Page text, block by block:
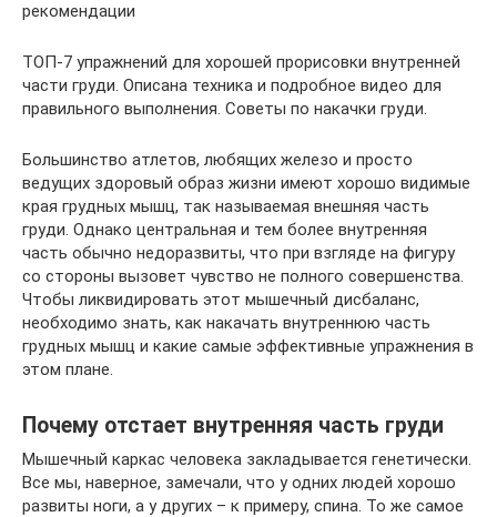
рекомендации
ТОП-7 упражнений для хорошей прорисовки внутренней
части груди. Описана техника и подробное видео для
правильного выполнения. Советы по накачки груди.
Большинство атлетов, любящих железо и просто
ведущих здоровый образ жизни имеют хорошо видимые
края грудных мышц, так называемая внешняя часть
груди. Однако центральная и тем более внутренняя
часть обычно недоразвиты, что при взгляде на фигуру
со стороны вызовет чувство не полного совершенства.
Чтобы ликвидировать этот мышечный дисбаланс,
необходимо знать, как накачать внутреннюю часть
грудных мышц и какие самые эффективные упражнения в
этом плане.
Почему отстает внутренняя часть груди
Мышечный каркас человека закладывается генетически.
Все мы, наверное, замечали, что у одних людей хорошо
развиты ноги, а у других – к примеру, спина. То же самое